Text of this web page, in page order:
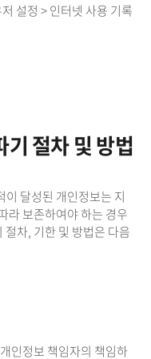
설정 > 인터넷 사용 기록
절차 및 방법
달성된 개인정보는 지
라 보존하여야 하는 경우
차, 기한 및 방법은 다음
인정보 책임자의 책임하